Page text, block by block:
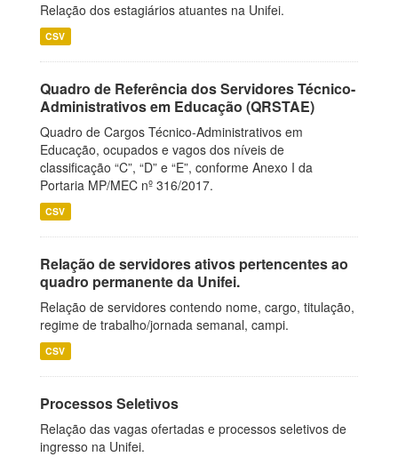
Relação dos estagiários atuantes na Unifei.
CSV
Quadro de Referência dos Servidores Técnico-
Administrativos em Educação (QRSTAE)
Quadro de Cargos Técnico-Administrativos em
Educação, ocupados e vagos dos níveis de
classificação “C”, “D” e “E”, conforme Anexo I da
Portaria MP/MEC nº 316/2017.
CSV
Relação de servidores ativos pertencentes ao
quadro permanente da Unifei.
Relação de servidores contendo nome, cargo, titulação,
regime de trabalho/jornada semanal, campi.
CSV
Processos Seletivos
Relação das vagas ofertadas e processos seletivos de
ingresso na Unifei.